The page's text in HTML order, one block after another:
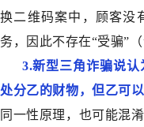
换二维码案中，顾客没
务，因此不存在“受骗”
3.新型三角诈骗说
处分乙的财物，但乙可
同一性原理，也可能混